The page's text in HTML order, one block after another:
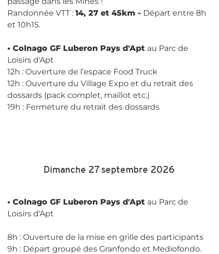
Randonnée VTT : 14, 27 et 45km - Départ entre 8h
et 10h15.
• Colnago GF Luberon Pays d'Apt au Parc de
Loisirs d'Apt
12h : Ouverture de l’espace Food Truck
12h : Ouverture du Village Expo et du retrait des
dossards (pack complet, maillot etc.)
19h : Fermeture du retrait des dossards
Dimanche 27 septembre 2026
• Colnago GF Luberon Pays d'Apt au Parc de
Loisirs d'Apt
8h : Ouverture de la mise en grille des participants
9h : Départ groupé des Granfondo et Mediofondo.